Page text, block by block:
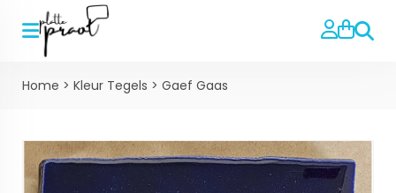
Home > Kleur Tegels > Gaef Gaas